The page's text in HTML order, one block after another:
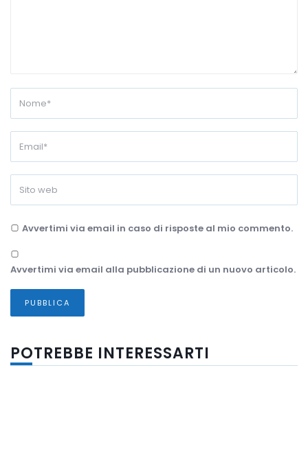
Avvertimi via email in caso di risposte al mio commento.
Avvertimi via email alla pubblicazione di un nuovo articolo.
POTREBBE INTERESSARTI